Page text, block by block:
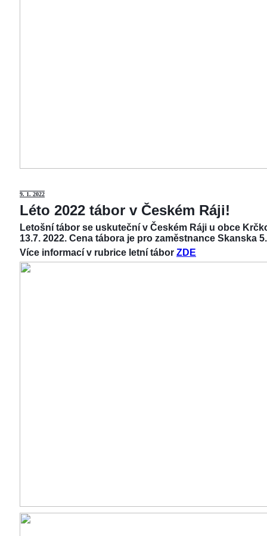
9. 1. 2022
Léto 2022 tábor v Českém Ráji!
Letošní tábor se uskuteční v Českém Ráji u obce
13.7. 2022. Cena tábora je pro zaměstnance Skanska
Více informací v rubrice letní tábor ZDE